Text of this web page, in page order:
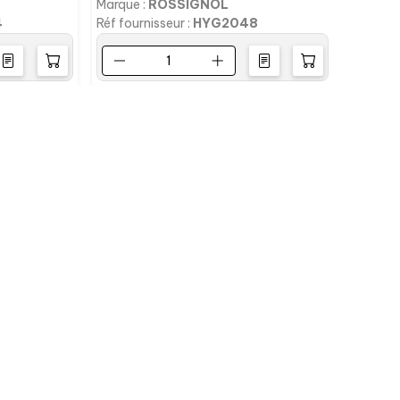
Marque : ROSSIGNOL
Réf fournisseur : HYG2048